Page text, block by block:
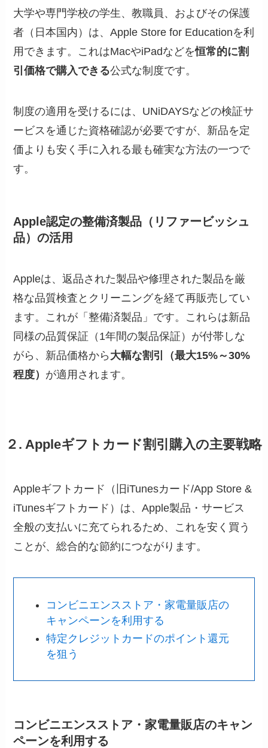
大学や専門学校の学生、教職員、およびその保護
者（日本国内）は、Apple Store for Educationを利
用できます。これはMacやiPadなどを恒常的に割
引価格で購入できる公式な制度です。
制度の適用を受けるには、UNiDAYSなどの検証サ
ービスを通じた資格確認が必要ですが、新品を定
価よりも安く手に入れる最も確実な方法の一つで
す。
Apple認定の整備済製品（リファービッシュ
品）の活用
Appleは、返品された製品や修理された製品を厳
格な品質検査とクリーニングを経て再販売してい
ます。これが「整備済製品」です。これらは新品
同様の品質保証（1年間の製品保証）が付帯しな
がら、新品価格から 大幅な割引（最大15%～30%
程度） が適用されます。
２. Appleギフトカード割引購入の主要戦略
Appleギフトカード（旧iTunesカード/App Store &
iTunesギフトカード）は、Apple製品・サービス
全般の支払いに充てられるため、これを安く買う
ことが、総合的な節約につながります。
コンビニエンスストア・家電量販店の
キャンペーンを利用する
特定クレジットカードのポイント還元
を狙う
コンビニエンスストア・家電量販店のキャン
ペーンを利用する